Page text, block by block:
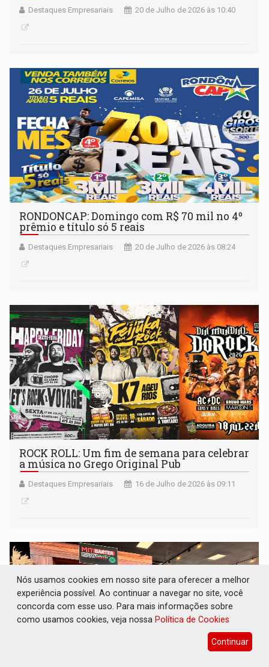
Destaques Empresariais 20 de Julho de 2026 às 10:40
RONDONCAP: Domingo com R$ 70 mil no 4º
prêmio e título só 5 reais
Destaques Empresariais 20 de Julho de 2026 às 08:24
ROCK ROLL: Um fim de semana para celebrar
a música no Grego Original Pub
Destaques Empresariais 16 de Julho de 2026 às 09:11
Nós usamos cookies em nosso site para oferecer a melhor
experiência possível. Ao continuar a navegar no site, você
concorda com esse uso. Para mais informações sobre
como usamos cookies, veja nossa Política de Cookies
Continuar